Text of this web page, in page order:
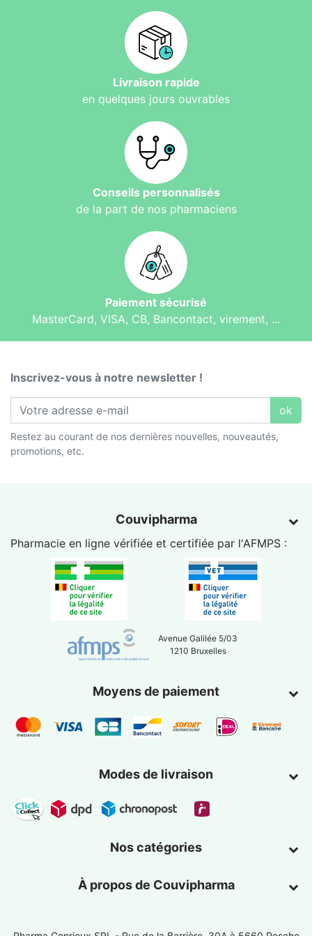
Livraison rapide
en quelques jours ouvrables
Conseils personnalisés
de la part de nos pharmaciens
Paiement sécurisé
MasterCard, VISA, CB, Bancontact, virement, ...
Inscrivez-vous à notre newsletter !
ok
Restez au courant de nos dernières nouvelles, nouveautés,
promotions, etc.
Couvipharma
Pharmacie en ligne vérifiée et certifiée par l'AFMPS :
Avenue Galilée 5/03
1210 Bruxelles
Moyens de paiement
Modes de livraison
Nos catégories
À propos de Couvipharma